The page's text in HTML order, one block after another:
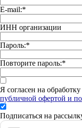
E-mail:*
ИНН организации
Пароль:*
Повторите пароль:*
Я согласен на
публичной офертой и
Подписаться на